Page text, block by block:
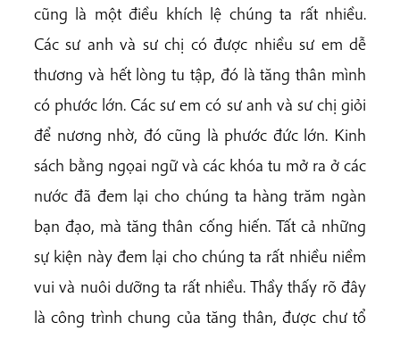
cũng là một điều khích lệ chúng ta rất nhiều.
Các sư anh và sư chị có được nhiều sư em dễ
thương và hết lòng tu tập, đó là tăng thân mình
có phước lớn. Các sư em có sư anh và sư chị giỏi
để nương nhờ, đó cũng là phước đức lớn. Kinh
sách bằng ngọai ngữ và các khóa tu mở ra ở các
nước đã đem lại cho chúng ta hàng trăm ngàn
bạn đạo, mà tăng thân cống hiến. Tất cả những
sự kiện này đem lại cho chúng ta rất nhiều niềm
vui và nuôi dưỡng ta rất nhiều. Thầy thấy rõ đây
là công trình chung của tăng thân, được chư tổ